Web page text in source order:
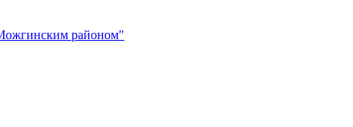
районом"